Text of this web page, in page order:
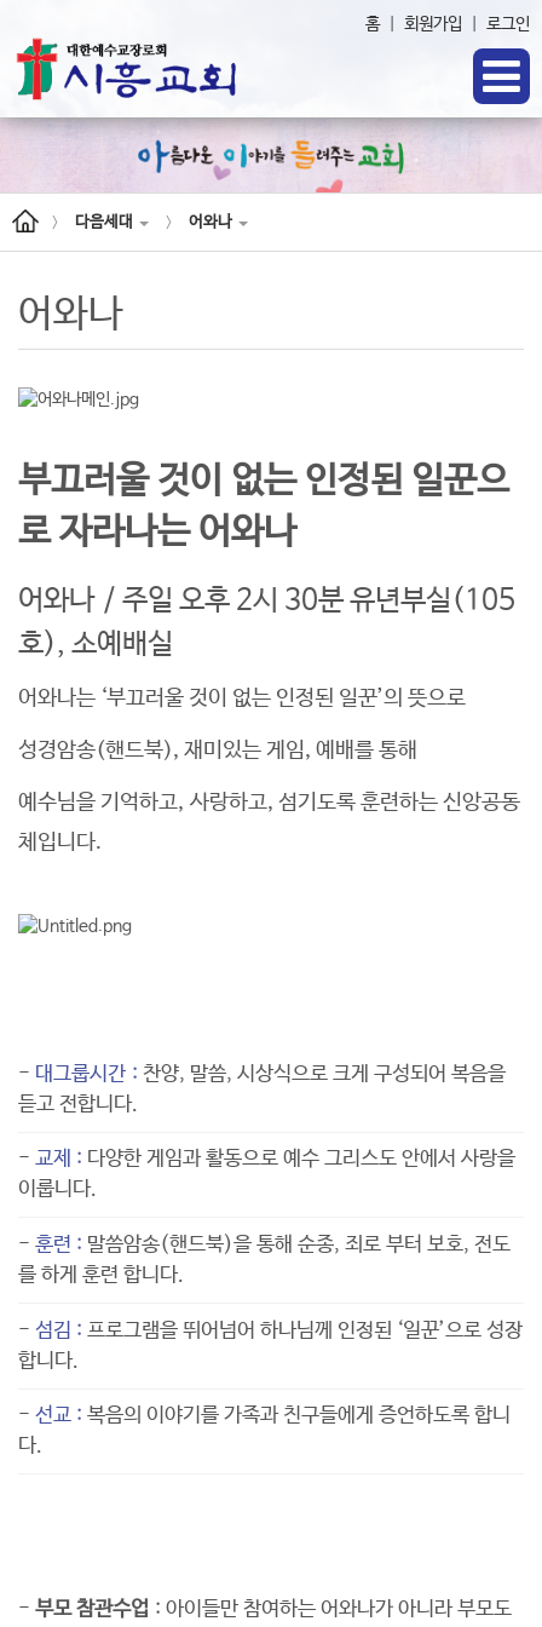
홈 회원가입 로그인
> 다음세대 > 어와나
어와나
부끄러울 것이 없는 인정된 일꾼으
로 자라나는 어와나
어와나 / 주일 오후 2시 30분 유년부실(105
호), 소예배실
어와나는 ‘부끄러울 것이 없는 인정된 일꾼’의 뜻으로
성경암송(핸드북), 재미있는 게임, 예배를 통해
예수님을 기억하고, 사랑하고, 섬기도록 훈련하는 신앙공동
체입니다.
- 대그룹시간 : 찬양, 말씀, 시상식으로 크게 구성되어 복음을
듣고 전합니다.
- 교제 : 다양한 게임과 활동으로 예수 그리스도 안에서 사랑을
이룹니다.
- 훈련 : 말씀암송(핸드북)을 통해 순종, 죄로 부터 보호, 전도
를 하게 훈련 합니다.
- 섬김 : 프로그램을 뛰어넘어 하나님께 인정된 ‘일꾼’으로 성장
합니다.
- 선교 : 복음의 이야기를 가족과 친구들에게 증언하도록 합니
다.
- 부모 참관수업 : 아이들만 참여하는 어와나가 아니라 부모도